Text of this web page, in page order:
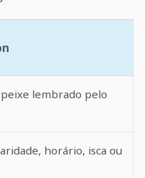
lembrado pelo
horário, isca ou